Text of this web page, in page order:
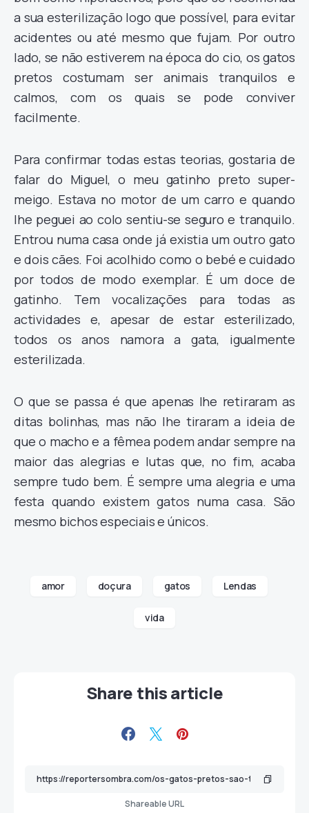
a sua esterilização logo que possível, para evitar
acidentes ou até mesmo que fujam. Por outro
lado, se não estiverem na época do cio, os gatos
pretos costumam ser animais tranquilos e
calmos, com os quais se pode conviver
facilmente.
Para confirmar todas estas teorias, gostaria de
falar do Miguel, o meu gatinho preto super-
meigo. Estava no motor de um carro e quando
lhe peguei ao colo sentiu-se seguro e tranquilo.
Entrou numa casa onde já existia um outro gato
e dois cães. Foi acolhido como o bebé e cuidado
por todos de modo exemplar. É um doce de
gatinho. Tem vocalizações para todas as
actividades e, apesar de estar esterilizado,
todos os anos namora a gata, igualmente
esterilizada.
O que se passa é que apenas lhe retiraram as
ditas bolinhas, mas não lhe tiraram a ideia de
que o macho e a fêmea podem andar sempre na
maior das alegrias e lutas que, no fim, acaba
sempre tudo bem. É sempre uma alegria e uma
festa quando existem gatos numa casa. São
mesmo bichos especiais e únicos.
amor doçura gatos Lendas
vida
Share this article
Shareable URL